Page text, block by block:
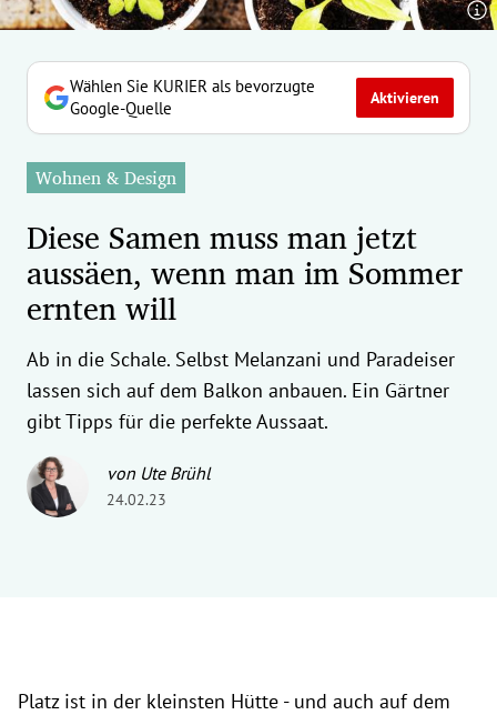
Untermenü
Untermenü
Untermenü
Untermenü
Untermenü
Untermenü
Untermenü
Wählen Sie KURIER als bevorzugte
Google-Quelle
Aktivieren
Wohnen & Design
Diese Samen muss man jetzt
aussäen, wenn man im Sommer
ernten will
Ab in die Schale. Selbst Melanzani und Paradeiser
lassen sich auf dem Balkon anbauen. Ein Gärtner
gibt Tipps für die perfekte Aussaat.
von Ute Brühl
24.02.23
Platz ist in der kleinsten Hütte - und auch auf dem